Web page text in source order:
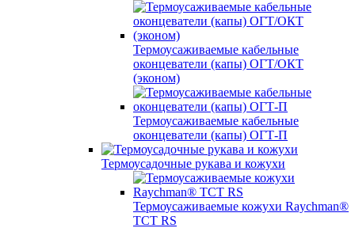
Термоусаживаемые кабельные
оконцеватели (капы) ОГТ/ОКТ
(эконом)
Термоусаживаемые кабельные
оконцеватели (капы) ОГТ-П
Термоусадочные рукава и кожухи
Термоусаживаемые кожухи Raychman®
TCT RS